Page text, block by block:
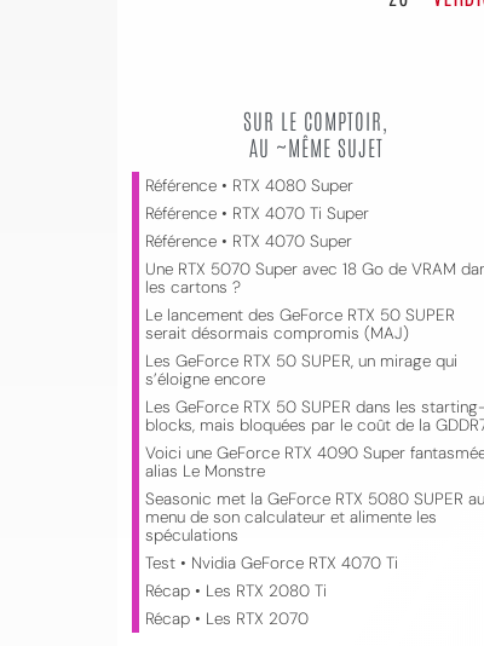
SUR LE COMPTOIR,
AU ~MÊME SUJET
Référence • RTX 4080 Super
Référence • RTX 4070 Ti Super
Référence • RTX 4070 Super
Une RTX 5070 Super avec 18 Go de VRAM
les cartons ?
Le lancement des GeForce RTX 50 SUPER
serait désormais compromis (MAJ)
Les GeForce RTX 50 SUPER, un mirage qui
s’éloigne encore
Les GeForce RTX 50 SUPER dans les starting-
blocks, mais bloquées par le coût de la
Voici une GeForce RTX 4090 Super
alias Le Monstre
Seasonic met la GeForce RTX 5080 SUPER au
menu de son calculateur et alimente les
spéculations
Test • Nvidia GeForce RTX 4070 Ti
Récap • Les RTX 2080 Ti
Récap • Les RTX 2070